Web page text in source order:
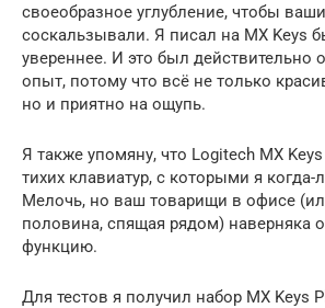
своеобразное углубление, чтобы
соскальзывали. Я писал на MX Keys
увереннее. И это был действительно
опыт, потому что всё не только
но и приятно на ощупь.
Я также упомяну, что Logitech MX
тихих клавиатур, с которыми я когда-
Мелочь, но ваш товарищи в офисе
половина, спящая рядом) наверняка
функцию.
Для тестов я получил набор MX Keys